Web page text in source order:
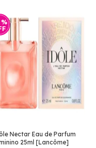
%
Nectar Eau de Parfum
25ml [Lancôme]